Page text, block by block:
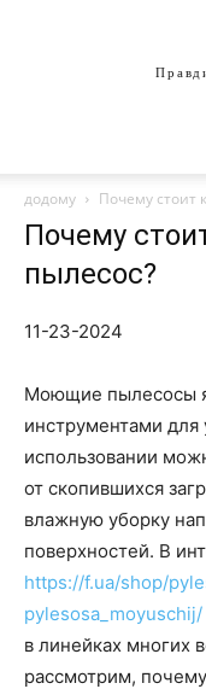
додому Почему стоит
Почему
пылесос?
11-23-2024
Моющие пылесосы
инструментами
использовании
от скопившихся
влажную уборку
поверхностей. В
https://f.ua/shop/
pylesosa_moyuschij/
в линейках многих
рассмотрим,